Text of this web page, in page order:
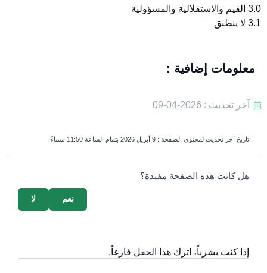
3.0 القيم والاستقلالية والمسؤولية
3.1 لا ينطبق
معلومات إضافية :
آخر تحديث : 2026-04-09
تاريخ آخر تحديث لمحتوى الصفحة : 9 أبريل 2026 بتمام الساعة 11:50 مساءً
survey_v2
هل كانت هذه الصفحة مفيدة؟
لا نعم
إذا كنت بشرياً، اترك هذا الحقل فارغاً.